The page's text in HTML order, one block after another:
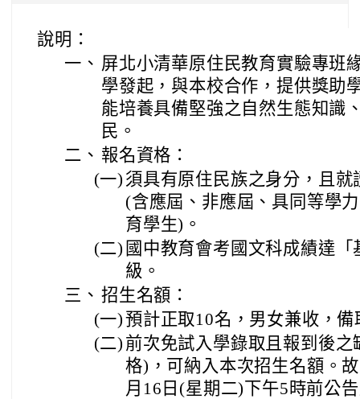
說明：
一、 屏北小清華原住民教育實驗專班
學發起，與本校合作，提供獎助
能培養具備堅強之自然生態知識
民。
二、 報名資格：
(一) 須具有原住民族之身分，且
(含應屆、非應屆、具同等學
育學生)。
(二) 國中教育會考國文科成績達
級。
三、 招生名額：
(一)預計正取10名，男女兼收，備
(二) 前次免試入學錄取且報到後
格)，可納入本次招生名額。
月16日(星期二)下午5時前公